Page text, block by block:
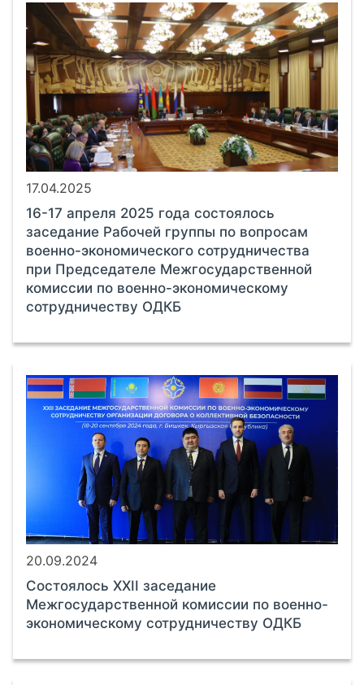
17.04.2025
16-17 апреля 2025 года состоялось
заседание Рабочей группы по вопросам
военно-экономического сотрудничества
при Председателе Межгосударственной
комиссии по военно-экономическому
сотрудничеству ОДКБ
20.09.2024
Cостоялось XXII заседание
Межгосударственной комиссии по военно-
экономическому сотрудничеству ОДКБ